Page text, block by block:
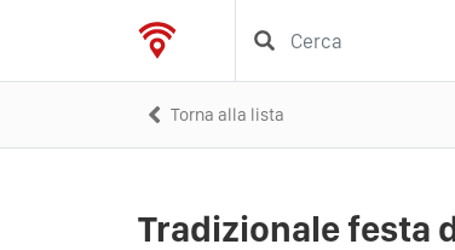
Torna alla lista
Tradizionale festa